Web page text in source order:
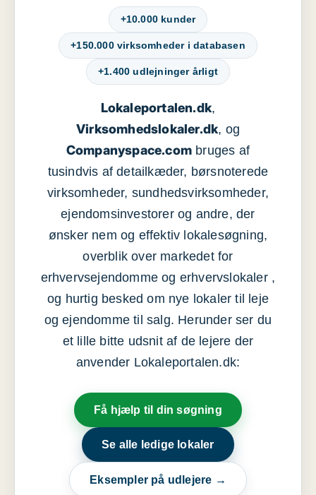
+10.000 kunder
+150.000 virksomheder i databasen
+1.400 udlejninger årligt
Lokaleportalen.dk,
Virksomhedslokaler.dk, og
Companyspace.com bruges af
tusindvis af detailkæder, børsnoterede
virksomheder, sundhedsvirksomheder,
ejendomsinvestorer og andre, der
ønsker nem og effektiv lokalesøgning,
overblik over markedet for
erhvervsejendomme og erhvervslokaler ,
og hurtig besked om nye lokaler til leje
og ejendomme til salg. Herunder ser du
et lille bitte udsnit af de lejere der
anvender Lokaleportalen.dk:
Få hjælp til din søgning
Se alle ledige lokaler
Eksempler på udlejere →